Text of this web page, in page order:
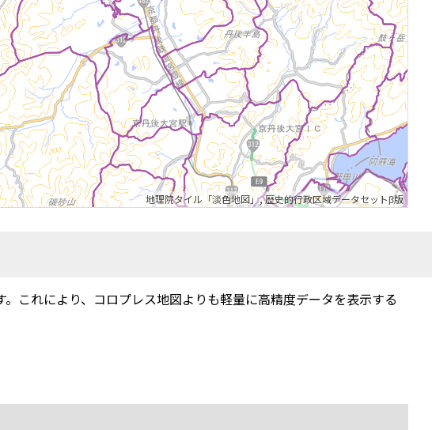
地理院タイル「淡色地図」,歴史的行政区域データセットβ版
これにより、コロプレス地図よりも軽量に高精度データを表示する